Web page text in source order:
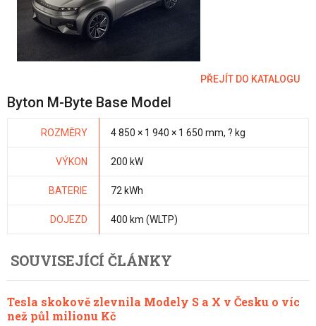
PŘEJÍT DO KATALOGU
Byton M-Byte Base Model
ROZMĚRY 4 850 × 1 940 × 1 650 mm, ? kg
VÝKON 200 kW
BATERIE 72 kWh
DOJEZD 400 km (WLTP)
SOUVISEJÍCÍ ČLÁNKY
Tesla skokově zlevnila Modely S a X v Česku o víc
než půl milionu Kč